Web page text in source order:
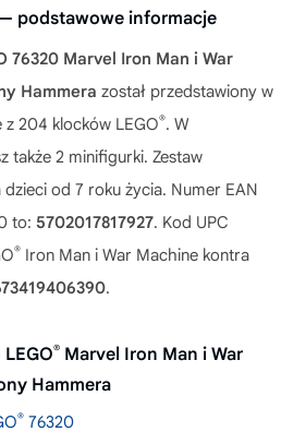
podstawowe informacje
76320 Marvel Iron Man i War
Hammera został przedstawiony w
z 204 klocków LEGO®. W
także 2 minifigurki. Zestaw
od 7 roku życia. Numer EAN
to: 5702017817927. Kod UPC
® Iron Man i War Machine kontra
.
® Marvel Iron Man i War
Hammera
® 76320